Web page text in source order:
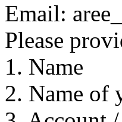
Email:
Please
1. Name
2. Name of